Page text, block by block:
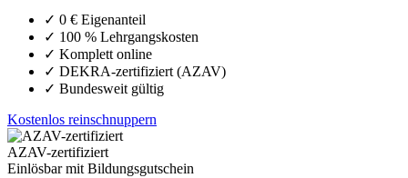
✓ 0 € Eigenanteil
✓ 100 % Lehrgangskosten
✓ Komplett online
✓ DEKRA-zertifiziert (AZAV)
✓ Bundesweit gültig
Kostenlos reinschnuppern
AZAV-zertifiziert
Einlösbar mit Bildungsgutschein